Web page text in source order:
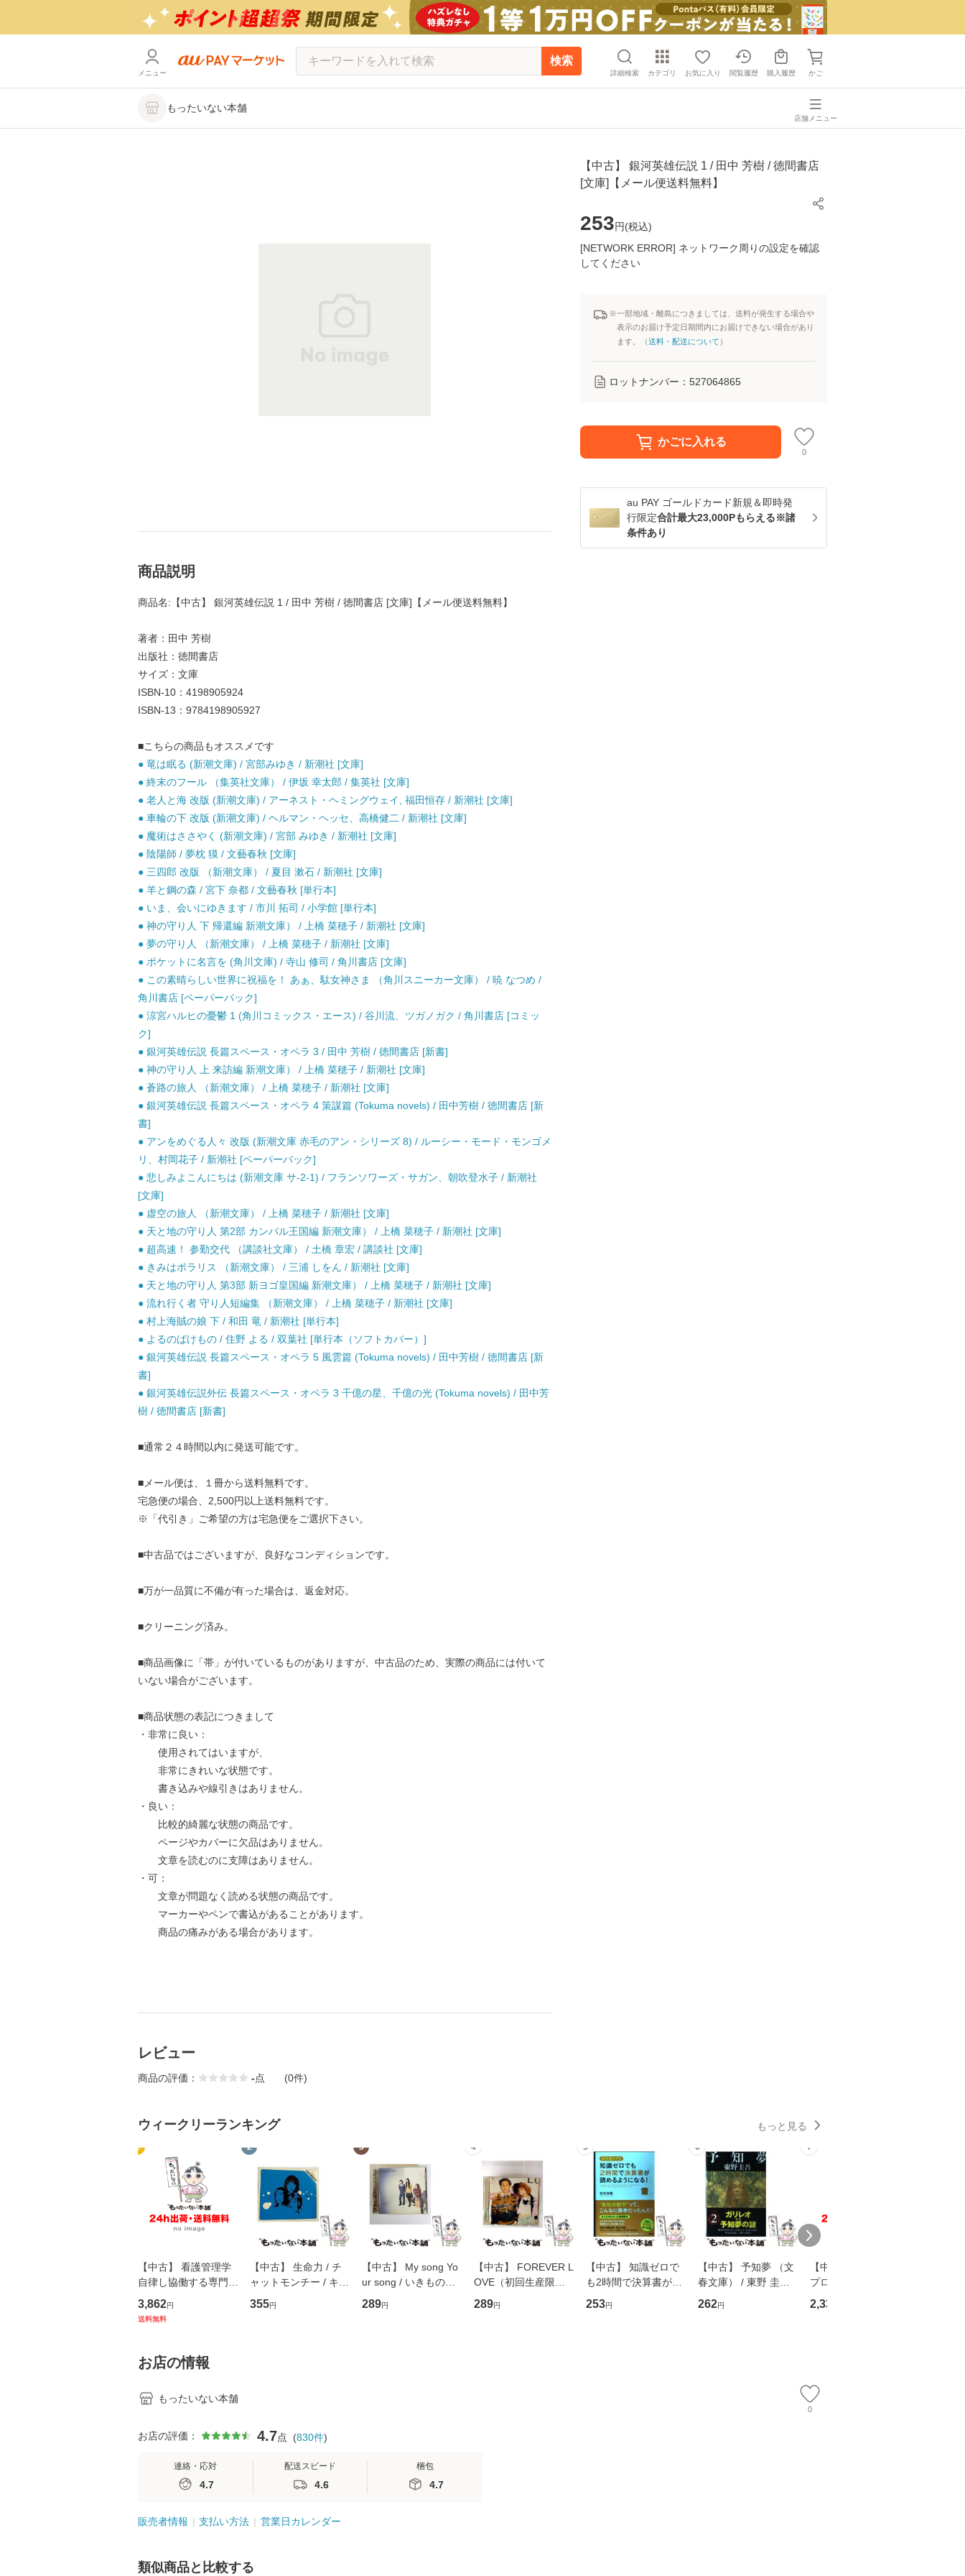
メニュー
検索
詳細検索 カテゴリ お気に入り 閲覧履歴 購入履歴 かご
もったいない本舗
店舗メニュー
【中古】 銀河英雄伝説 1 / 田中 芳樹 / 徳間書店
[文庫]【メール便送料無料】
253円(税込)
[NETWORK ERROR] ネットワーク周りの設定を確認
してください
※一部地域・離島につきましては、送料が発生する場合や
表示のお届け予定日期間内にお届けできない場合があり
ます。（送料・配送について ）
ロットナンバー： 527064865
かごに入れる
0
au PAY ゴールドカード新規＆即時発
行限定合計最大23,000Pもらえる※諸
条件あり
商品説明
商品名:【中古】 銀河英雄伝説 1 / 田中 芳樹 / 徳間書店 [文庫]【メール便送料無料】
著者：田中 芳樹
出版社：徳間書店
サイズ：文庫
ISBN-10：4198905924
ISBN-13：9784198905927
■こちらの商品もオススメです
● 竜は眠る (新潮文庫) / 宮部みゆき / 新潮社 [文庫]
● 終末のフール （集英社文庫） / 伊坂 幸太郎 / 集英社 [文庫]
● 老人と海 改版 (新潮文庫) / アーネスト・ヘミングウェイ, 福田恒存 / 新潮社 [文庫]
● 車輪の下 改版 (新潮文庫) / ヘルマン・ヘッセ、高橋健二 / 新潮社 [文庫]
● 魔術はささやく (新潮文庫) / 宮部 みゆき / 新潮社 [文庫]
● 陰陽師 / 夢枕 獏 / 文藝春秋 [文庫]
● 三四郎 改版 （新潮文庫） / 夏目 漱石 / 新潮社 [文庫]
● 羊と鋼の森 / 宮下 奈都 / 文藝春秋 [単行本]
● いま、会いにゆきます / 市川 拓司 / 小学館 [単行本]
● 神の守り人 下 帰還編 新潮文庫） / 上橋 菜穂子 / 新潮社 [文庫]
● 夢の守り人 （新潮文庫） / 上橋 菜穂子 / 新潮社 [文庫]
● ポケットに名言を (角川文庫) / 寺山 修司 / 角川書店 [文庫]
● この素晴らしい世界に祝福を！ あぁ、駄女神さま （角川スニーカー文庫） / 暁 なつめ /
角川書店 [ペーパーバック]
● 涼宮ハルヒの憂鬱 1 (角川コミックス・エース) / 谷川流、ツガノガク / 角川書店 [コミッ
ク]
● 銀河英雄伝説 長篇スペース・オペラ 3 / 田中 芳樹 / 徳間書店 [新書]
● 神の守り人 上 来訪編 新潮文庫） / 上橋 菜穂子 / 新潮社 [文庫]
● 蒼路の旅人 （新潮文庫） / 上橋 菜穂子 / 新潮社 [文庫]
● 銀河英雄伝説 長篇スペース・オペラ 4 策謀篇 (Tokuma novels) / 田中芳樹 / 徳間書店 [新
書]
● アンをめぐる人々 改版 (新潮文庫 赤毛のアン・シリーズ 8) / ルーシー・モード・モンゴメ
リ、村岡花子 / 新潮社 [ペーパーバック]
● 悲しみよこんにちは (新潮文庫 サ-2-1) / フランソワーズ・サガン、朝吹登水子 / 新潮社
[文庫]
● 虚空の旅人 （新潮文庫） / 上橋 菜穂子 / 新潮社 [文庫]
● 天と地の守り人 第2部 カンバル王国編 新潮文庫） / 上橋 菜穂子 / 新潮社 [文庫]
● 超高速！ 参勤交代 （講談社文庫） / 土橋 章宏 / 講談社 [文庫]
● きみはポラリス （新潮文庫） / 三浦 しをん / 新潮社 [文庫]
● 天と地の守り人 第3部 新ヨゴ皇国編 新潮文庫） / 上橋 菜穂子 / 新潮社 [文庫]
● 流れ行く者 守り人短編集 （新潮文庫） / 上橋 菜穂子 / 新潮社 [文庫]
● 村上海賊の娘 下 / 和田 竜 / 新潮社 [単行本]
● よるのばけもの / 住野 よる / 双葉社 [単行本（ソフトカバー）]
● 銀河英雄伝説 長篇スペース・オペラ 5 風雲篇 (Tokuma novels) / 田中芳樹 / 徳間書店 [新
書]
● 銀河英雄伝説外伝 長篇スペース・オペラ 3 千億の星、千億の光 (Tokuma novels) / 田中芳
樹 / 徳間書店 [新書]
■通常２４時間以内に発送可能です。
■メール便は、１冊から送料無料です。
宅急便の場合、2,500円以上送料無料です。
※「代引き」ご希望の方は宅急便をご選択下さい。
■中古品ではございますが、良好なコンディションです。
■万が一品質に不備が有った場合は、返金対応。
■クリーニング済み。
■商品画像に「帯」が付いているものがありますが、中古品のため、実際の商品には付いて
いない場合がございます。
■商品状態の表記につきまして
・非常に良い：
使用されてはいますが、
非常にきれいな状態です。
書き込みや線引きはありません。
・良い：
比較的綺麗な状態の商品です。
ページやカバーに欠品はありません。
文章を読むのに支障はありません。
・可：
文章が問題なく読める状態の商品です。
マーカーやペンで書込があることがあります。
商品の痛みがある場合があります。
レビュー
商品の評価： -点 (0件)
ウィークリーランキング もっと見る
1
【中古】 看護管理学
自律し協働する専門職
の看護マネジメントス
キル 改訂第3版 (看護
堂 [単行
3,862円
送料無料
2
【中古】 生命力 / チ
ャットモンチー / キュ
ーンレコード [CD]
【メール便送料無料】
355円
3
【中古】 My song Yo
ur song / いきものが
かり / [CD]【メール便
送料無料】
289円
4
【中古】 FOREVER L
OVE（初回生産限定
盤） / 清水翔太×加藤
ミリヤ / [CD]【メール
289円
5
【中古】 知識ゼロで
も2時間で決算書が読
めるようになる！ 会
計超入門！ / 佐伯 良
253円
6
【中古】 予知夢 （文
春文庫） / 東野 圭吾 /
文藝春秋 [文庫]【メー
ル便送料無料】
262円
7
【中古】 野ブタ。を
プロデュース [DVD-B
OX] / バップ [DVD]
【メール便送料無料】
2,335
お店の情報
もったいない本舗
0
お店の評価： 4.7点 (830件)
連絡・応対
4.7
配送スピード
4.6
梱包
4.7
販売者情報 支払い方法 営業日カレンダー
類似商品と比較する